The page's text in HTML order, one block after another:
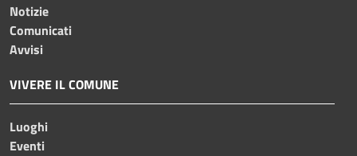
Notizie
Comunicati
Avvisi
VIVERE IL COMUNE
Luoghi
Eventi